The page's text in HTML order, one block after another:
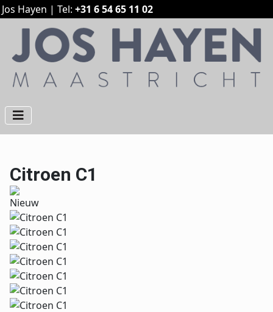
Jos Hayen | Tel: +31 6 54 65 11 02
Citroen C1